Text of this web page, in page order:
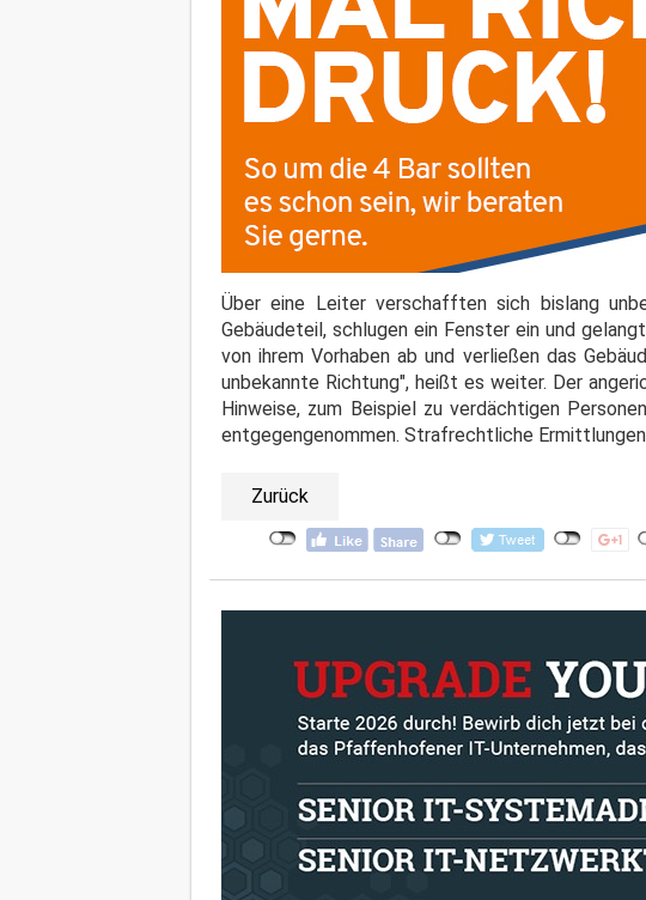
Über eine Leiter verschafften sich bislang
Gebäudeteil, schlugen ein Fenster ein und
von ihrem Vorhaben ab und verließen das
unbekannte Richtung", heißt es weiter. Der
Hinweise, zum Beispiel zu verdächtigen
entgegengenommen. Strafrechtliche
Zurück